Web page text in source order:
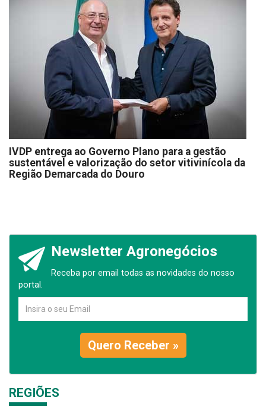
IVDP entrega ao Governo Plano para a gestão
sustentável e valorização do setor vitivinícola da
Região Demarcada do Douro
Newsletter Agronegócios
Receba por email todas as novidades do nosso
portal.
Quero Receber »
REGIÕES